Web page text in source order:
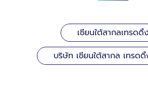
เชียนใต้สากลเทรดดิ้
บริษัท เชียนใต้สากล เทรด